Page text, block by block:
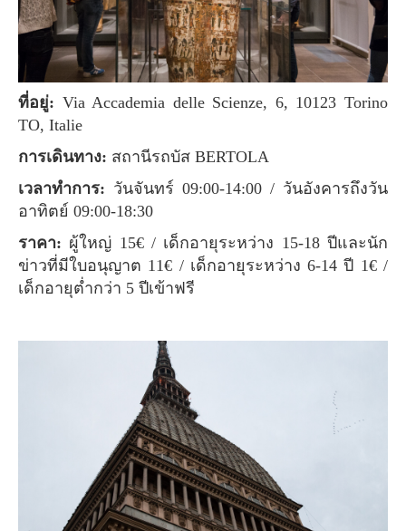
ที่อยู่: Via Accademia delle Scienze, 6, 10123 Torino
TO, Italie
การเดินทาง: สถานีรถบัส BERTOLA
เวลาทำการ: วันจันทร์ 09:00-14:00 / วันอังคารถึงวัน
อาทิตย์ 09:00-18:30
ราคา: ผู้ใหญ่ 15€ / เด็กอายุระหว่าง 15-18 ปีและนัก
ข่าวที่มีใบอนุญาต 11€ / เด็กอายุระหว่าง 6-14 ปี 1€ /
เด็กอายุต่ำกว่า 5 ปีเข้าฟรี